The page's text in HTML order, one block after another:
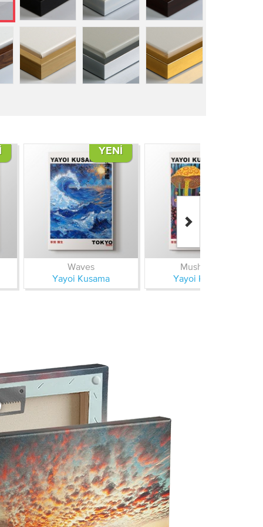
YENI
Waves
Yayoi Kusama
Mushroom
Yayoi Kusama